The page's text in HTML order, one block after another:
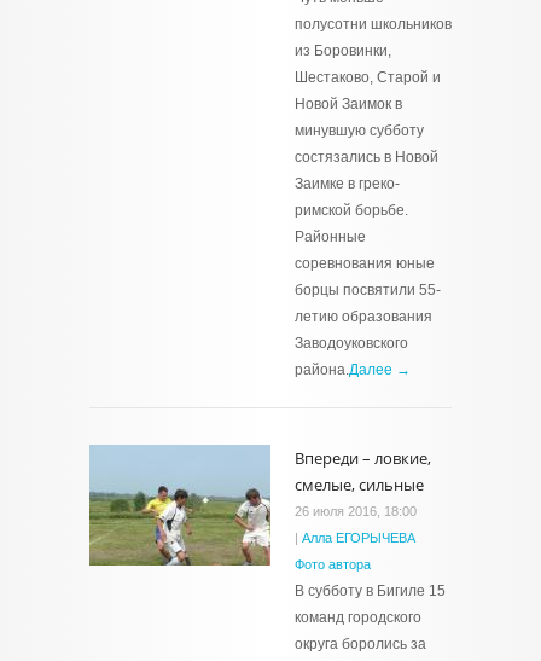
полусотни школьников
из Боровинки,
Шестаково, Старой и
Новой Заимок в
минувшую субботу
состязались в Новой
Заимке в греко-
римской борьбе.
Районные
соревнования юные
борцы посвятили 55-
летию образования
Заводоуковского
района.Далее →
Впереди – ловкие,
смелые, сильные
26 июля 2016, 18:00
| Алла ЕГОРЫЧЕВА
Фото автора
В субботу в Бигиле 15
команд городского
округа боролись за